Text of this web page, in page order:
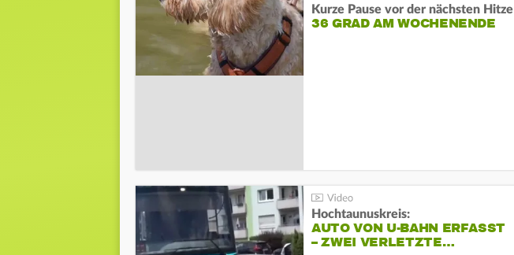
Kurze Pause vor der nächsten Hitze
36 GRAD AM WOCHENENDE
Hochtaunuskreis:
AUTO VON U-BAHN ERFASST
– ZWEI VERLETZTE…